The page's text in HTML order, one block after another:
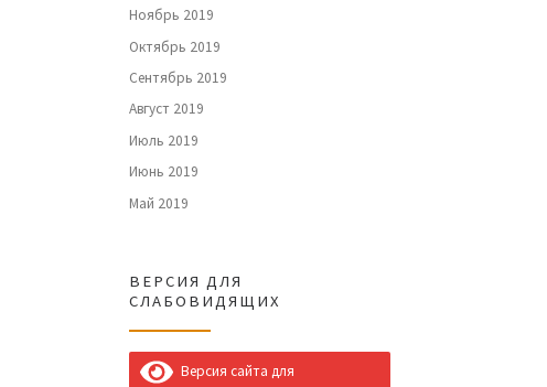
Ноябрь 2019
Октябрь 2019
Сентябрь 2019
Август 2019
Июль 2019
Июнь 2019
Май 2019
ВЕРСИЯ ДЛЯ
СЛАБОВИДЯЩИХ
Версия сайта для